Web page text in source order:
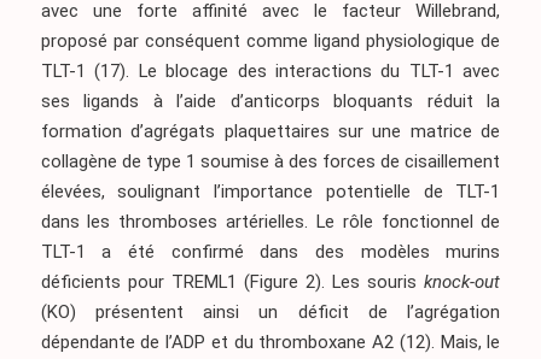
avec une forte affinité avec le facteur Willebrand,
proposé par conséquent comme ligand physiologique de
TLT-1(17) . Le blocage des interactions du TLT-1 avec
ses ligands à l’aide d’anticorps bloquants réduit la
formation d’agrégats plaquettaires sur une matrice de
collagène de type 1 soumise à des forces de cisaillement
élevées, soulignant l’importance potentielle de TLT-1
dans les thromboses artérielles. Le rôle fonctionnel de
TLT-1 a été confirmé dans des modèles murins
déficients pour TREML1 (Figure 2) . Les sourisknock-out
(KO) présentent ainsi un déficit de l’agrégation
dépendante de l’ADP et du thromboxane A2 (12) . Mais, le